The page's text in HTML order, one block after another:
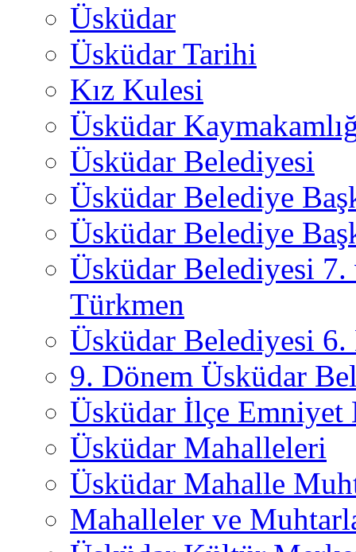
Üsküdar
Üsküdar Tarihi
Kız Kulesi
Üsküdar
Üsküdar Belediyesi
Üsküdar Belediye
Üsküdar Belediye
Üsküdar Belediyesi
Türkmen
Üsküdar Belediyesi 6.
9. Dönem Üsküdar
Üsküdar İlçe
Üsküdar Mahalleleri
Üsküdar Mahalle
Mahalleler ve